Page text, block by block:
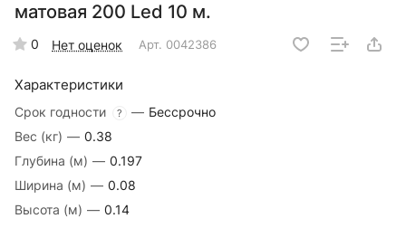
матовая 200 Led 10 м.
0 Нет оценок Арт. 0042386
Характеристики
Срок годности ? — Бессрочно
Вес (кг) — 0.38
Глубина (м) — 0.197
Ширина (м) — 0.08
Высота (м) — 0.14